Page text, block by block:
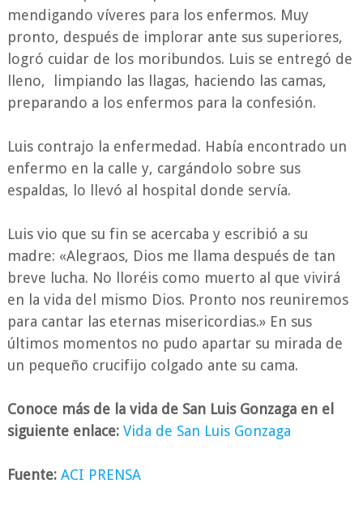
mendigando víveres para los enfermos. Muy
pronto, después de implorar ante sus superiores,
logró cuidar de los moribundos. Luis se entregó de
lleno, limpiando las llagas, haciendo las camas,
preparando a los enfermos para la confesión.
Luis contrajo la enfermedad. Había encontrado un
enfermo en la calle y, cargándolo sobre sus
espaldas, lo llevó al hospital donde servía.
Luis vio que su fin se acercaba y escribió a su
madre: «Alegraos, Dios me llama después de tan
breve lucha. No lloréis como muerto al que vivirá
en la vida del mismo Dios. Pronto nos reuniremos
para cantar las eternas misericordias.» En sus
últimos momentos no pudo apartar su mirada de
un pequeño crucifijo colgado ante su cama.
Conoce más de la vida de San Luis Gonzaga en el
siguiente enlace: Vida de San Luis Gonzaga
Fuente: ACI PRENSA